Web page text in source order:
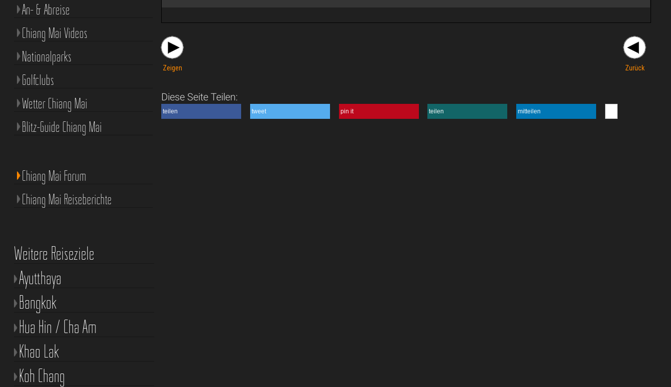
Zeigen Zurück
Diese Seite Teilen:
teilen tweet pin it teilen mitteilen
An- & Abreise
Chiang Mai Videos
Nationalparks
Golfclubs
Wetter Chiang Mai
Blitz-Guide Chiang Mai
Chiang Mai Forum
Chiang Mai Reiseberichte
Weitere Reiseziele
Ayutthaya
Bangkok
Hua Hin / Cha Am
Khao Lak
Koh Chang